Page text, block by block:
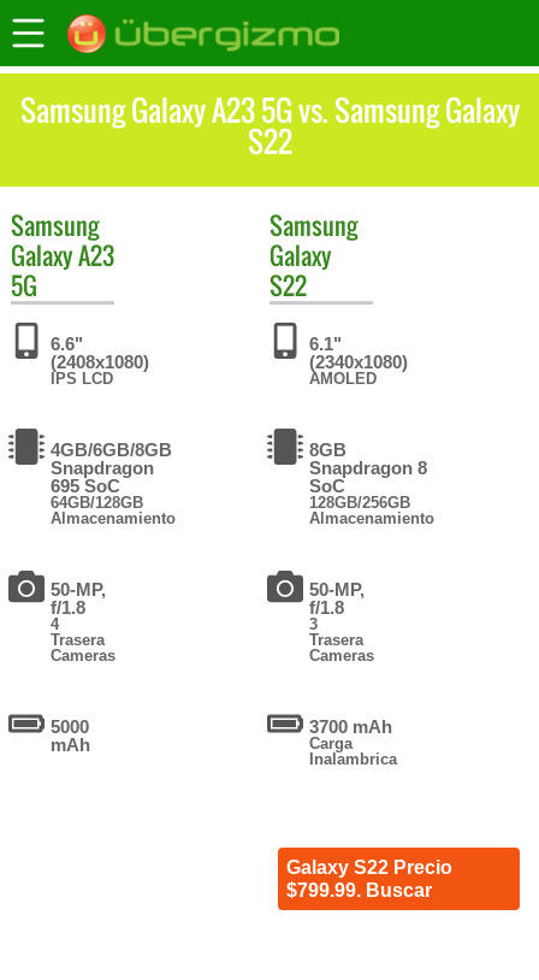
Samsung Galaxy A23 5G vs. Samsung Galaxy
S22
Samsung
Galaxy A23
5G
6.6"
(2408x1080)
IPS LCD
4GB/6GB/8GB
Snapdragon
695 SoC
64GB/128GB
Almacenamiento
50-MP,
f/1.8
4
Trasera
Cameras
5000
mAh
Samsung
Galaxy
S22
6.1"
(2340x1080)
AMOLED
8GB
Snapdragon 8
SoC
128GB/256GB
Almacenamiento
50-MP,
f/1.8
3
Trasera
Cameras
3700 mAh
Carga
Inalambrica
Galaxy S22 Precio
$799.99. Buscar